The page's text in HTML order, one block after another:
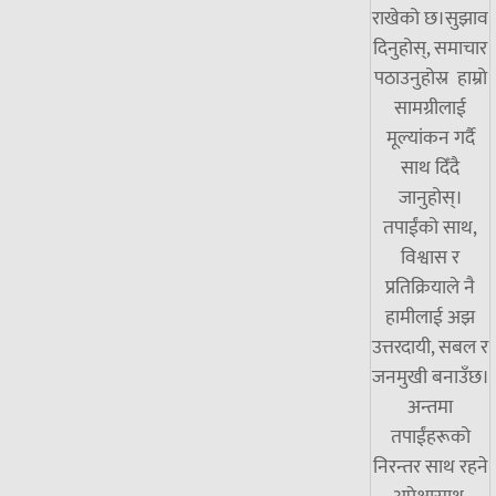
राखेको छ।सुझाव
दिनुहोस्, समाचार
पठाउनुहोस्र हाम्रो
सामग्रीलाई
मूल्यांकन गर्दै
साथ दिँदै
जानुहोस्।
तपाईंको साथ,
विश्वास र
प्रतिक्रियाले नै
हामीलाई अझ
उत्तरदायी, सबल र
जनमुखी बनाउँछ।
अन्तमा
तपाईंहरूको
निरन्तर साथ रहने